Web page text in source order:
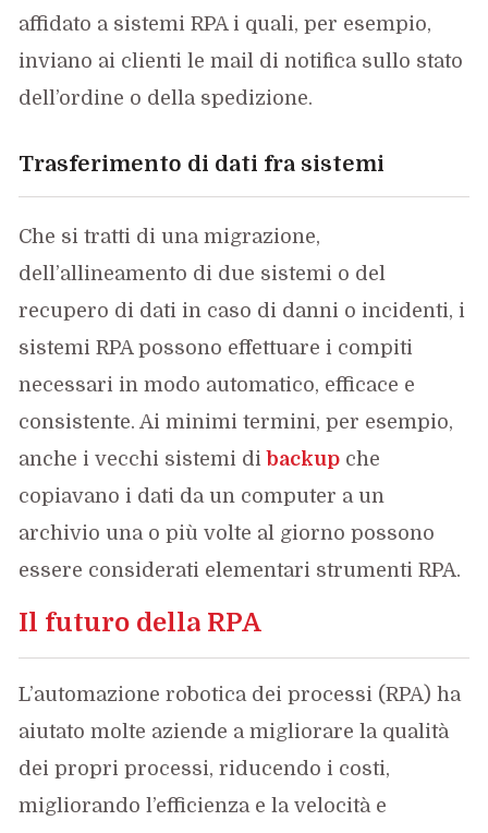
affidato a sistemi RPA i quali, per esempio,
inviano ai clienti le mail di notifica sullo stato
dell’ordine o della spedizione.
Trasferimento di dati fra sistemi
Che si tratti di una migrazione,
dell’allineamento di due sistemi o del
recupero di dati in caso di danni o incidenti, i
sistemi RPA possono effettuare i compiti
necessari in modo automatico, efficace e
consistente. Ai minimi termini, per esempio,
anche i vecchi sistemi di backup che
copiavano i dati da un computer a un
archivio una o più volte al giorno possono
essere considerati elementari strumenti RPA.
Il futuro della RPA
L’automazione robotica dei processi (RPA) ha
aiutato molte aziende a migliorare la qualità
dei propri processi, riducendo i costi,
migliorando l’efficienza e la velocità e